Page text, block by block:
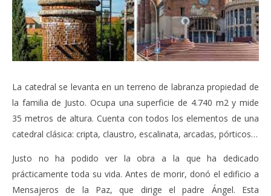
La catedral se levanta en un terreno de labranza propiedad de
la familia de Justo. Ocupa una superficie de 4.740 m2 y mide
35 metros de altura. Cuenta con todos los elementos de una
catedral clásica: cripta, claustro, escalinata, arcadas, pórticos…
Justo no ha podido ver la obra a la que ha dedicado
prácticamente toda su vida. Antes de morir, donó el edificio a
Mensajeros de la Paz, que dirige el padre Ángel. Esta